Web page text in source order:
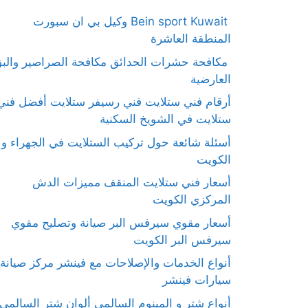
Bein sport Kuwait وكيل بي ان سبورت
المنطقة العاشرة
مكافحة حشرات الحدائق مكافحة الصراصير
العارضية
أرقام فني ستلايت فني رسيفر ستلايت أفضل
ستلايت في الشويخ السكنية
أسئلة شائعة حول تركيب الستلايت في الجهراء و
الكويت
أسعار فني ستلايت المنقف مميزات الدش
المركزي الكويت
أسعار مقوي سيرفس البر صيانة وتصليح مقوي
سيرفس البر الكويت
أنواع الخدمات والإصلاحات مع فينشر مركز صيانة
سيارات فينشر
أنواع شتر و المينوم السالمي ألوان شتر السالمي